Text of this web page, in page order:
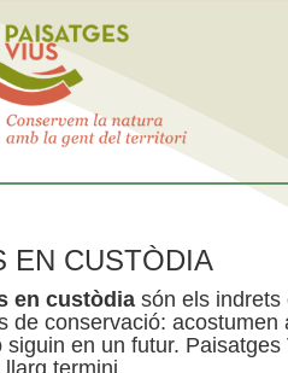
EN CUSTÒDIA
en custòdia són els indrets
de conservació:
siguin en un futur.
llarg termini.